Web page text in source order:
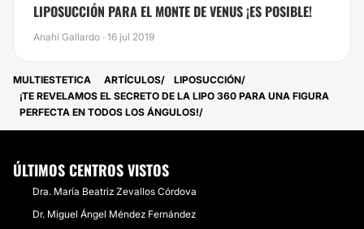
LIPOSUCCIÓN PARA EL MONTE DE VENUS ¡ES POSIBLE!
Anahí Gallardo · 16 jul 2019
MULTIESTETICA ARTÍCULOS
LIPOSUCCIÓN
¡TE REVELAMOS EL SECRETO DE LA LIPO 360 PARA UNA FIGURA
PERFECTA EN TODOS LOS ÁNGULOS!
ÚLTIMOS CENTROS VISTOS
Dra. María Beatriz Zevallos Córdova
Dr. Miguel Ángel Méndez Fernández